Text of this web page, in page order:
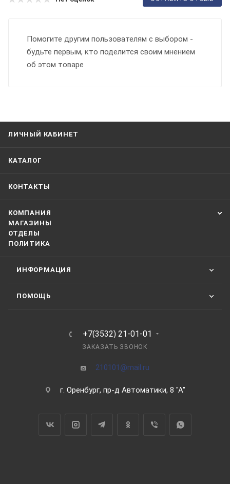
Помогите другим пользователям с выбором -
будьте первым, кто поделится своим мнением
об этом товаре
ЛИЧНЫЙ КАБИНЕТ
КАТАЛОГ
КОНТАКТЫ
КОМПАНИЯ
МАГАЗИНЫ
ОТДЕЛЫ
ПОЛИТИКА
ИНФОРМАЦИЯ
ПОМОЩЬ
+7(3532) 21-01-01
ЗАКАЗАТЬ ЗВОНОК
210101@mail.ru
г. Оренбург, пр-д Автоматики, 8 "А"